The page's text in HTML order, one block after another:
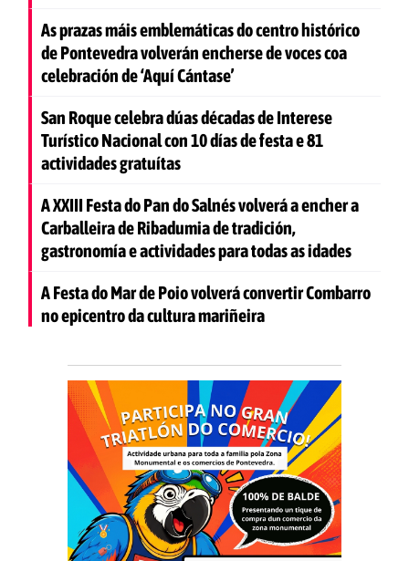
As prazas máis emblemáticas do centro histórico
de Pontevedra volverán encherse de voces coa
celebración de ‘Aquí Cántase’
San Roque celebra dúas décadas de Interese
Turístico Nacional con 10 días de festa e 81
actividades gratuítas
A XXIII Festa do Pan do Salnés volverá a encher a
Carballeira de Ribadumia de tradición,
gastronomía e actividades para todas as idades
A Festa do Mar de Poio volverá convertir Combarro
no epicentro da cultura mariñeira